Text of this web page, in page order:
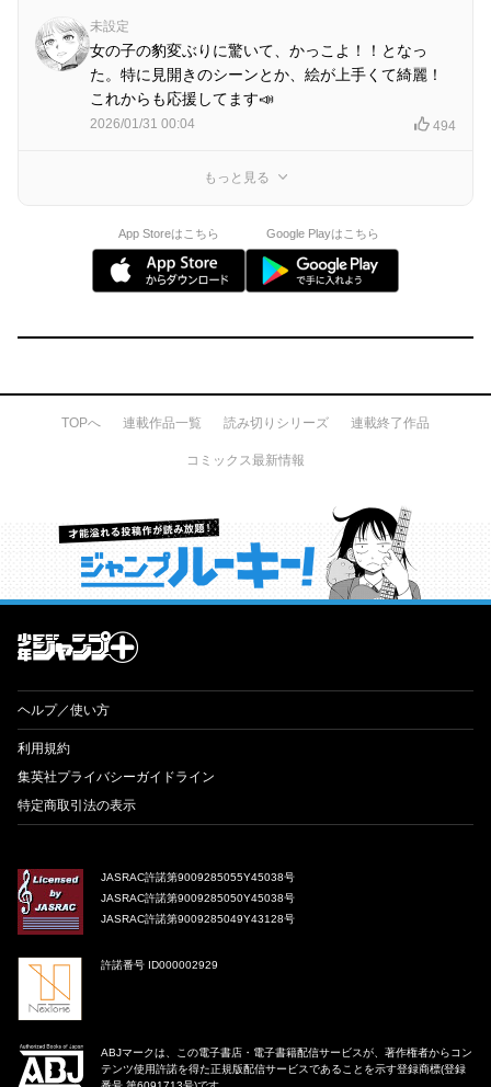
未設定
女の子の豹変ぶりに驚いて、かっこよ！！となっ
た。特に見開きのシーンとか、絵が上手くて綺麗！
これからも応援してます📣
2026/01/31 00:04 494
もっと見る
App Storeはこちら Google Playはこちら
TOPへ 連載作品一覧 読み切りシリーズ 連載終了作品
コミックス最新情報
才能溢れる投稿作が読み放題！ ジャンプルーキー！
ヘルプ／使い方
利用規約
集英社プライバシーガイドライン
特定商取引法の表示
JASRAC許諾第9009285055Y45038号
JASRAC許諾第9009285050Y45038号
JASRAC許諾第9009285049Y43128号
許諾番号 ID000002929
ABJマークは、この電子書店・電子書籍配信サービスが、著作権者からコン
テンツ使用許諾を得た正規版配信サービスであることを示す登録商標(登録